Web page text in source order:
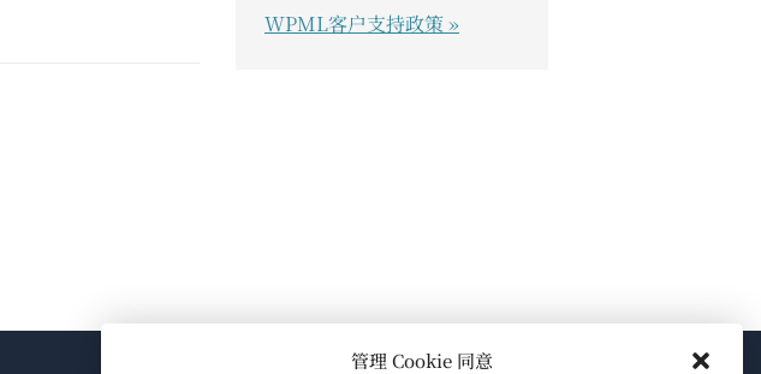
管理 Cookie 同意
WPML客户支持政策 »